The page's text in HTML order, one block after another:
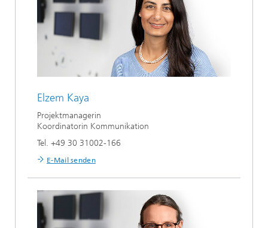
Elzem Kaya
Projektmanagerin
Koordinatorin Kommunikation
Tel. +49 30 31002-166
E-Mail senden